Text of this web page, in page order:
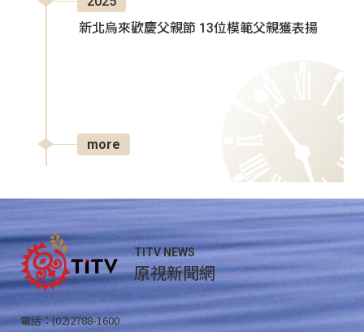
新北烏來歡慶父親節 13位模範父親獲表揚
more
TITV NEWS
原視新聞網
電話：(02)2788-1600